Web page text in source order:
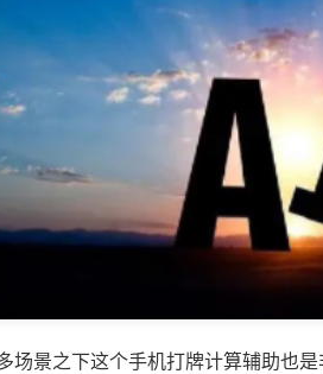
场景之下这个手机打牌计算辅助也